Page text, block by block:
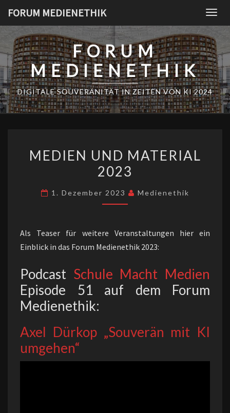
content
FORUM MEDIENETHIK
FORUM
MEDIENETHIK
DIGITALE SOUVERÄNITÄT IN ZEITEN VON KI 2024
UND
MATERIAL
MEDIEN UND MATERIAL
2023
1. Dezember 2023 Medienethik
Als Teaser für weitere Veranstaltungen hier ein
Einblick in das Forum Medienethik 2023:
Podcast Schule Macht Medien
Episode 51 auf dem Forum
Medienethik:
Axel Dürkop „Souverän mit KI
umgehen“